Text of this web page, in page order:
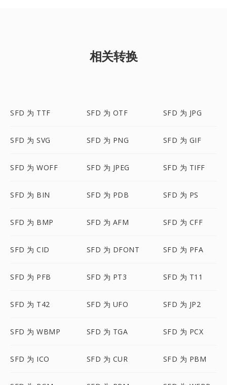
相关转换
SFD 为 TTF SFD 为 OTF SFD 为 JPG
SFD 为 SVG SFD 为 PNG SFD 为 GIF
SFD 为 WOFF SFD 为 JPEG SFD 为 TIFF
SFD 为 BIN SFD 为 PDB SFD 为 PS
SFD 为 BMP SFD 为 AFM SFD 为 CFF
SFD 为 CID SFD 为 DFONT SFD 为 PFA
SFD 为 PFB SFD 为 PT3 SFD 为 T11
SFD 为 T42 SFD 为 UFO SFD 为 JP2
SFD 为 WBMP SFD 为 TGA SFD 为 PCX
SFD 为 ICO SFD 为 CUR SFD 为 PBM